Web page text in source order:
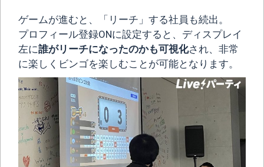
ゲームが進むと、「リーチ」する社員も続出。
プロフィール登録ONに設定すると、ディスプレイ
左に誰がリーチになったのかも可視化され、非常
に楽しくビンゴを楽しむことが可能となります。